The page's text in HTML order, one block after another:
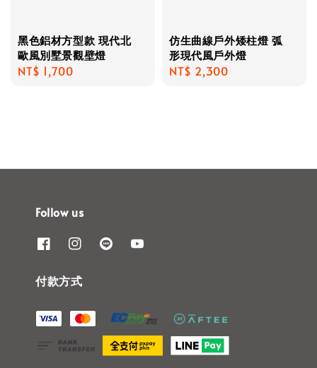
黑色鋁材方型款 現代北
歐風別墅景觀壁燈
Regular
NT$ 1,700
仿生曲線戶外矮柱燈 弧
形現代風戶外燈
Regular
NT$ 2,300
Follow us
付款方式